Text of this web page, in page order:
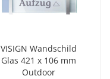
VI­SIGN Wand­schild
Glas 421 x 106 mm
Out­door